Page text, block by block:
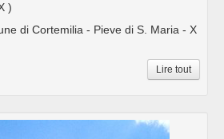
)
di Cortemilia - Pieve di S. Maria - X
Lire tout